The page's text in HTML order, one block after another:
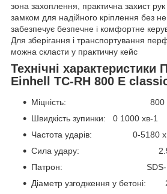
зона захоплення, практична захист рук
замком для надійного кріплення без
забезпечує безпечне і комфортне
Для зберігання і транспортування
можна скласти у практичну кейс
Технічні
Einhell TC-RH 800 E
Міцність: 800
Швидкість зупинки: 0 1000 хв-1
Частота ударів: 0-5180
Сила удару: 2.5
Патрон: SDS-
Діаметр узгодження у бетоні: